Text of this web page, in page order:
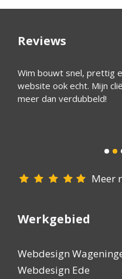
Reviews
Wim bouwt snel, prettig
website ook echt. Mijn
meer dan verdubbeld!
Meer
Werkgebied
Webdesign
Webdesign Ede